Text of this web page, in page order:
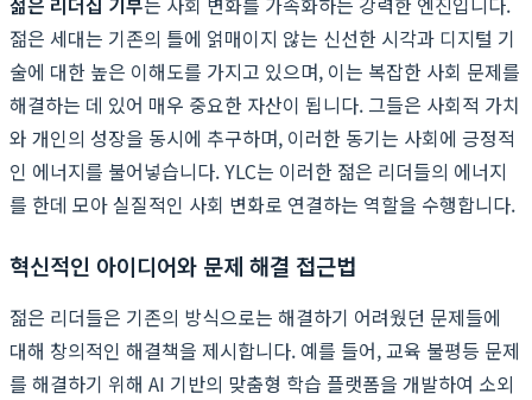
젊은 세대는 기존의 틀에 얽매이지 않는 신선한 시각과 디지털 기
술에 대한 높은 이해도를 가지고 있으며, 이는 복잡한 사회 문제를
해결하는 데 있어 매우 중요한 자산이 됩니다. 그들은 사회적 가치
와 개인의 성장을 동시에 추구하며, 이러한 동기는 사회에 긍정적
인 에너지를 불어넣습니다. YLC는 이러한 젊은 리더들의 에너지
를 한데 모아 실질적인 사회 변화로 연결하는 역할을 수행합니다.
혁신적인 아이디어와 문제 해결 접근법
젊은 리더들은 기존의 방식으로는 해결하기 어려웠던 문제들에
대해 창의적인 해결책을 제시합니다. 예를 들어, 교육 불평등 문제
를 해결하기 위해 AI 기반의 맞춤형 학습 플랫폼을 개발하여 소외